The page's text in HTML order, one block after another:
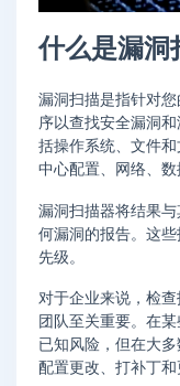
什么是漏洞
漏洞扫描是指针对
序以查找安全漏洞
括操作系统、文件
中心配置、网络、数
漏洞扫描器将结果
何漏洞的报告。这
先级。
对于企业来说，检
团队至关重要。在
已知风险，但在大
配置更改、打补丁和